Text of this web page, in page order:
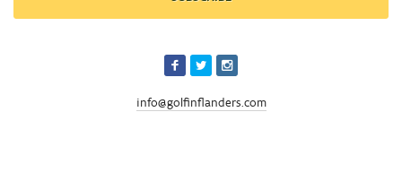
info@golfinflanders.com